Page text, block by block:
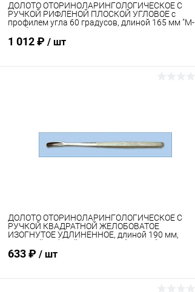
ДОЛОТО ОТОРИНОЛАРИНГОЛОГИЧЕСКОЕ С
РУЧКОЙ РИФЛЕНОЙ ПЛОСКОЙ УГЛОВОЕ с
профилем угла 60 градусов, длиной 165 мм "М-
МИЗ"
1 012 ₽ / шт
В избранное В наличии
ДОЛОТО ОТОРИНОЛАРИНГОЛОГИЧЕСКОЕ С
РУЧКОЙ КВАДРАТНОЙ ЖЕЛОБОВАТОЕ
ИЗОГНУТОЕ УДЛИНЕННОЕ, длиной 190 мм,
шириной рабочей части 6 мм "М-МИЗ"
633 ₽ / шт